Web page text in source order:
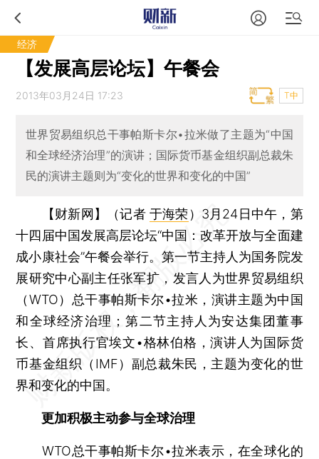
经济
【发展高层论坛】午餐会
2013年03月24日 17:23 T中
世界贸易组织总干事帕斯卡尔•拉米做了主题为“中国
和全球经济治理”的演讲；国际货币基金组织副总裁朱
民的演讲主题则为“变化的世界和变化的中国”
【财新网】（记者于海荣） 3月24日中午，第
十四届中国发展高层论坛“中国：改革开放与全面建
成小康社会”午餐会举行。第一节主持人为国务院发
展研究中心副主任张军扩，发言人为世界贸易组织
（WTO）总干事帕斯卡尔•拉米，演讲主题为中国
和全球经济治理；第二节主持人为安达集团董事
长、首席执行官埃文•格林伯格，演讲人为国际货
币基金组织（IMF）副总裁朱民，主题为变化的世
界和变化的中国。
更加积极主动参与全球治理
WTO总干事帕斯卡尔•拉米表示，在全球化的